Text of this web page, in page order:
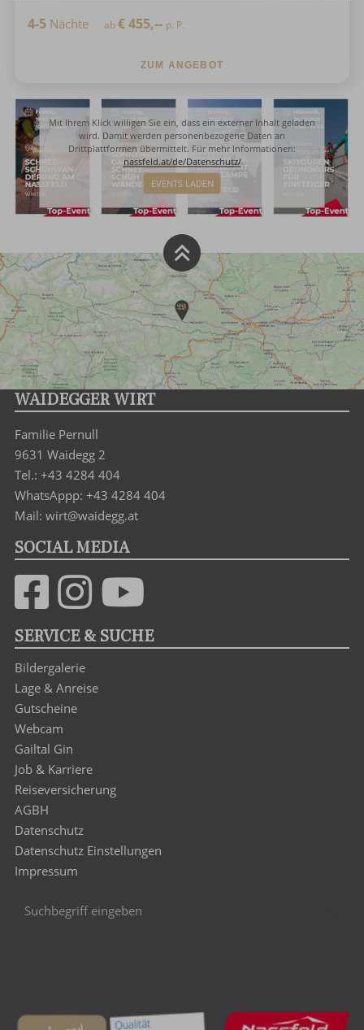
4-5 Nächte ab€455,-- p. P.
ZUM ANGEBOT
Mit Ihrem Klick willigen Sie ein, dass ein externer Inhalt geladen
wird. Damit werden personenbezogene Daten an
Drittplattformen übermittelt. Für mehr Informationen:
nassfeld.at/de/Datenschutz/
EVENTS LADEN
WAIDEGGER WIRT
Familie Pernull
9631 Waidegg 2
Tel.: +43 4284 404
WhatsAppp: +43 4284 404
Mail: wirt@waidegg.at
SOCIAL MEDIA
SERVICE & SUCHE
Bildergalerie
Lage & Anreise
Gutscheine
Webcam
Gailtal Gin
Job & Karriere
Reiseversicherung
AGBH
Datenschutz
Datenschutz Einstellungen
Impressum
Suchbegriff
eingeben